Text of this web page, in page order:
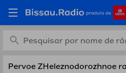
Ouça Pervoe
Rússia em
Pervoe ZHeleznodorozhnoe